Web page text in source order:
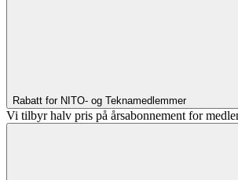
Rabatt for NITO- og Teknamedlemmer
Vi tilbyr halv pris på årsabonnement for